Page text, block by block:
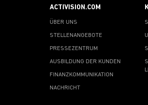
ACTIVISION.COM
ÜBER UNS
STELLENANGEBOTE
PRESSEZENTRUM
AUSBILDUNG DER KUNDEN
FINANZKOMMUNIKATION
NACHRICHT